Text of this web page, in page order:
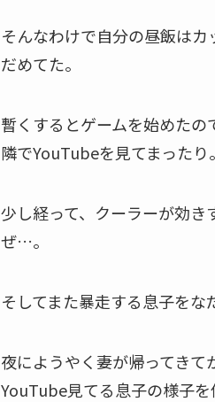
そんなわけで自分の昼飯は
だめてた。
暫くするとゲームを始めたの
隣でYouTubeを見てまったり。
少し経って、クーラーが効
ぜ…。
そしてまた暴走する息子をな
夜にようやく妻が帰ってき
YouTube見てる息子の様子を